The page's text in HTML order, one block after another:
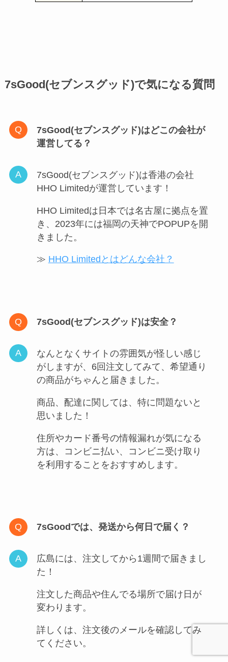
7sGood(セブンスグッド)で気になる質問
7sGood(セブンスグッド)はどこの会社が
運営してる？
7sGood(セブンスグッド)は香港の会社
HHO Limitedが運営しています！
HHO Limitedは日本では名古屋に拠点を置
き、2023年には福岡の天神でPOPUPを開
きました。
≫ HHO Limitedとはどんな会社？
7sGood(セブンスグッド)は安全？
なんとなくサイトの雰囲気が怪しい感じ
がしますが、6回注文してみて、希望通り
の商品がちゃんと届きました。
商品、配達に関しては、特に問題ないと
思いました！
住所やカード番号の情報漏れが気になる
方は、コンビニ払い、コンビニ受け取り
を利用することをおすすめします。
7sGoodでは、発送から何日で届く？
広島には、注文してから1週間で届きまし
た！
注文した商品や住んでる場所で届け日が
変わります。
詳しくは、注文後のメールを確認してみ
てください。